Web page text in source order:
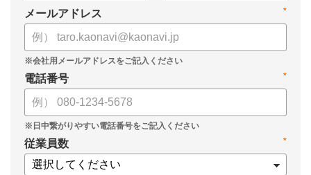
*
メールアドレス
*
電話番号
*
従業員数